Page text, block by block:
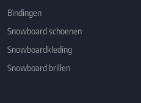
Bindingen
Snowboard schoenen
Snowboardkleding
Snowboard brillen